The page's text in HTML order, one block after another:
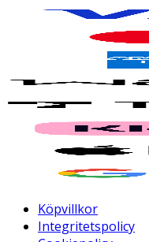
Köpvillkor
Integritetspolicy